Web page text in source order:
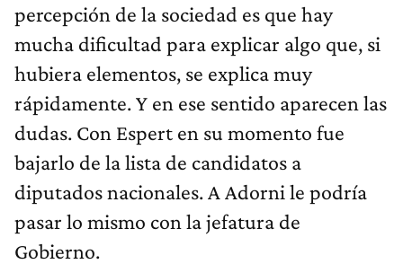
percepción de la sociedad es que hay
mucha dificultad para explicar algo que, si
hubiera elementos, se explica muy
rápidamente. Y en ese sentido aparecen las
dudas. Con Espert en su momento fue
bajarlo de la lista de candidatos a
diputados nacionales. A Adorni le podría
pasar lo mismo con la jefatura de
Gobierno.